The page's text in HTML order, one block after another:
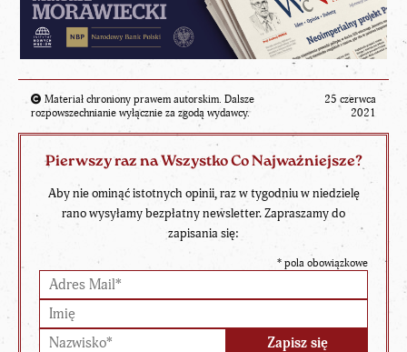
Materiał chroniony prawem autorskim. Dalsze
rozpowszechnianie wyłącznie za zgodą wydawcy.
25 czerwca
2021
Pierwszy raz na Wszystko Co Najważniejsze?
Aby nie ominąć istotnych opinii, raz w tygodniu w niedzielę
rano wysyłamy bezpłatny newsletter. Zapraszamy do
zapisania się:
* pola obowiązkowe